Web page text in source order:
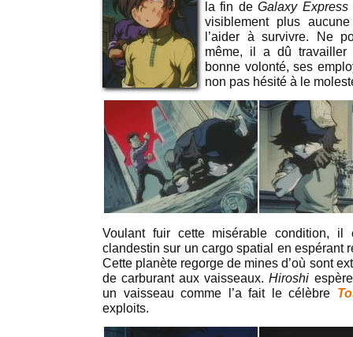
la fin deGalaxy Express
visiblement plus
l’aider à survivre. Ne
même, il a dû travailler
bonne volonté, ses
non pas hésité à le
Voulant fuir cette misérable condition, il
clandestin sur un cargo spatial en espérant
Cette planète regorge de mines d’où sont
de carburant aux vaisseaux.Hiroshi
un vaisseau comme l’a fait le célèbre
exploits.